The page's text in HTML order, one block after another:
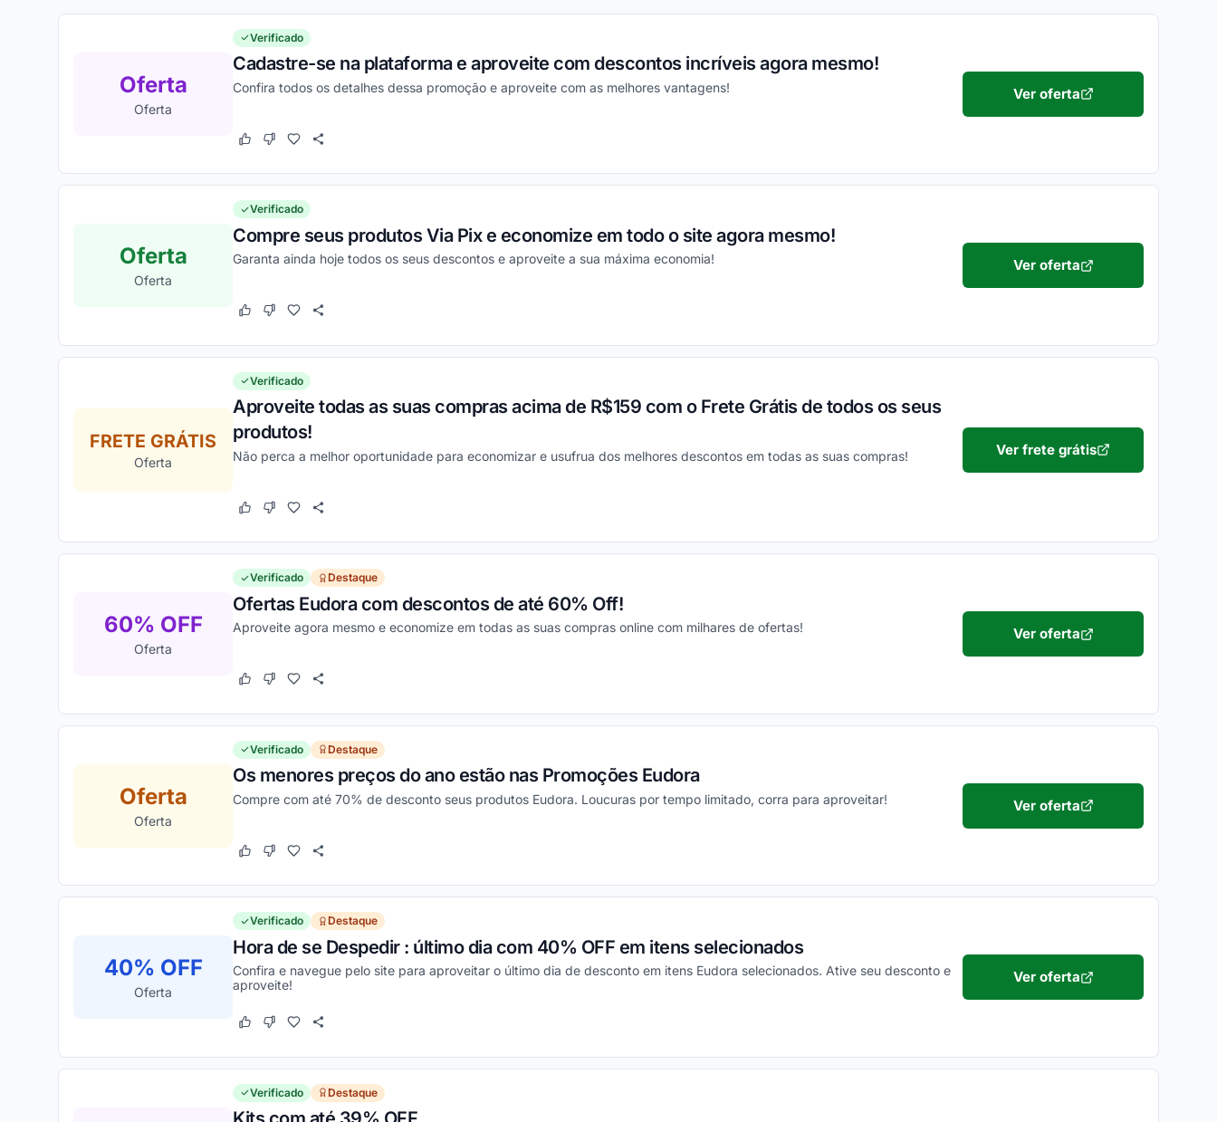
Oferta
Oferta
Verificado
Cadastre-se na plataforma e aproveite com descontos incríveis agora mesmo!
Confira todos os detalhes dessa promoção e aproveite com as melhores vantagens!
Este cupom funcionou
Este cupom não funcionou
Ver oferta
Oferta
Oferta
Verificado
Compre seus produtos Via Pix e economize em todo o site agora mesmo!
Garanta ainda hoje todos os seus descontos e aproveite a sua máxima economia!
Este cupom funcionou
Este cupom não funcionou
Ver oferta
FRETE GRÁTIS
Oferta
Verificado
Aproveite todas as suas compras acima de R$159 com o Frete Grátis de todos os seus
produtos!
Não perca a melhor oportunidade para economizar e usufrua dos melhores descontos em todas as suas compras!
Este cupom funcionou
Este cupom não funcionou
Ver frete grátis
60% OFF
Oferta
Verificado Destaque
Ofertas Eudora com descontos de até 60% Off!
Aproveite agora mesmo e economize em todas as suas compras online com milhares de ofertas!
Este cupom funcionou
Este cupom não funcionou
Ver oferta
Oferta
Oferta
Verificado Destaque
Os menores preços do ano estão nas Promoções Eudora
Compre com até 70% de desconto seus produtos Eudora. Loucuras por tempo limitado, corra para aproveitar!
Este cupom funcionou
Este cupom não funcionou
Ver oferta
40% OFF
Oferta
Verificado Destaque
Hora de se Despedir : último dia com 40% OFF em itens selecionados
Confira e navegue pelo site para aproveitar o último dia de desconto em itens Eudora selecionados. Ative seu desconto e
aproveite!
Este cupom funcionou
Este cupom não funcionou
Ver oferta
Verificado Destaque